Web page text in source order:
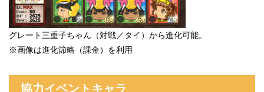
グレート三重子ちゃん（対戦／タイ）から進化可能。
※画像は進化節略（課金）を利用
協力イベントキャラ